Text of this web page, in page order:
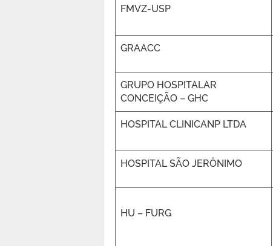
FMVZ-USP
GRAACC
GRUPO HOSPITALAR
CONCEIÇÃO – GHC
HOSPITAL CLINICANP LTDA
HOSPITAL SÃO JERÔNIMO
HU – FURG